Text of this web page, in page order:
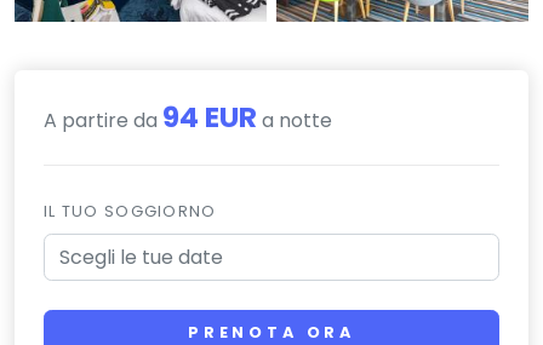
A partire da 94 EUR a notte
IL TUO SOGGIORNO
PRENOTA ORA